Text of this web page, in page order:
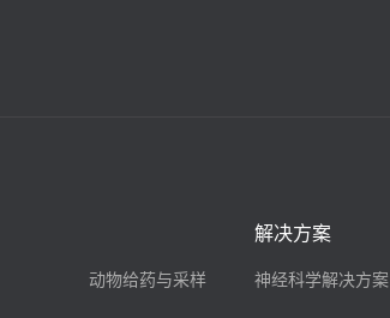
动物给药与采样
解决方案
神经科学解决方案